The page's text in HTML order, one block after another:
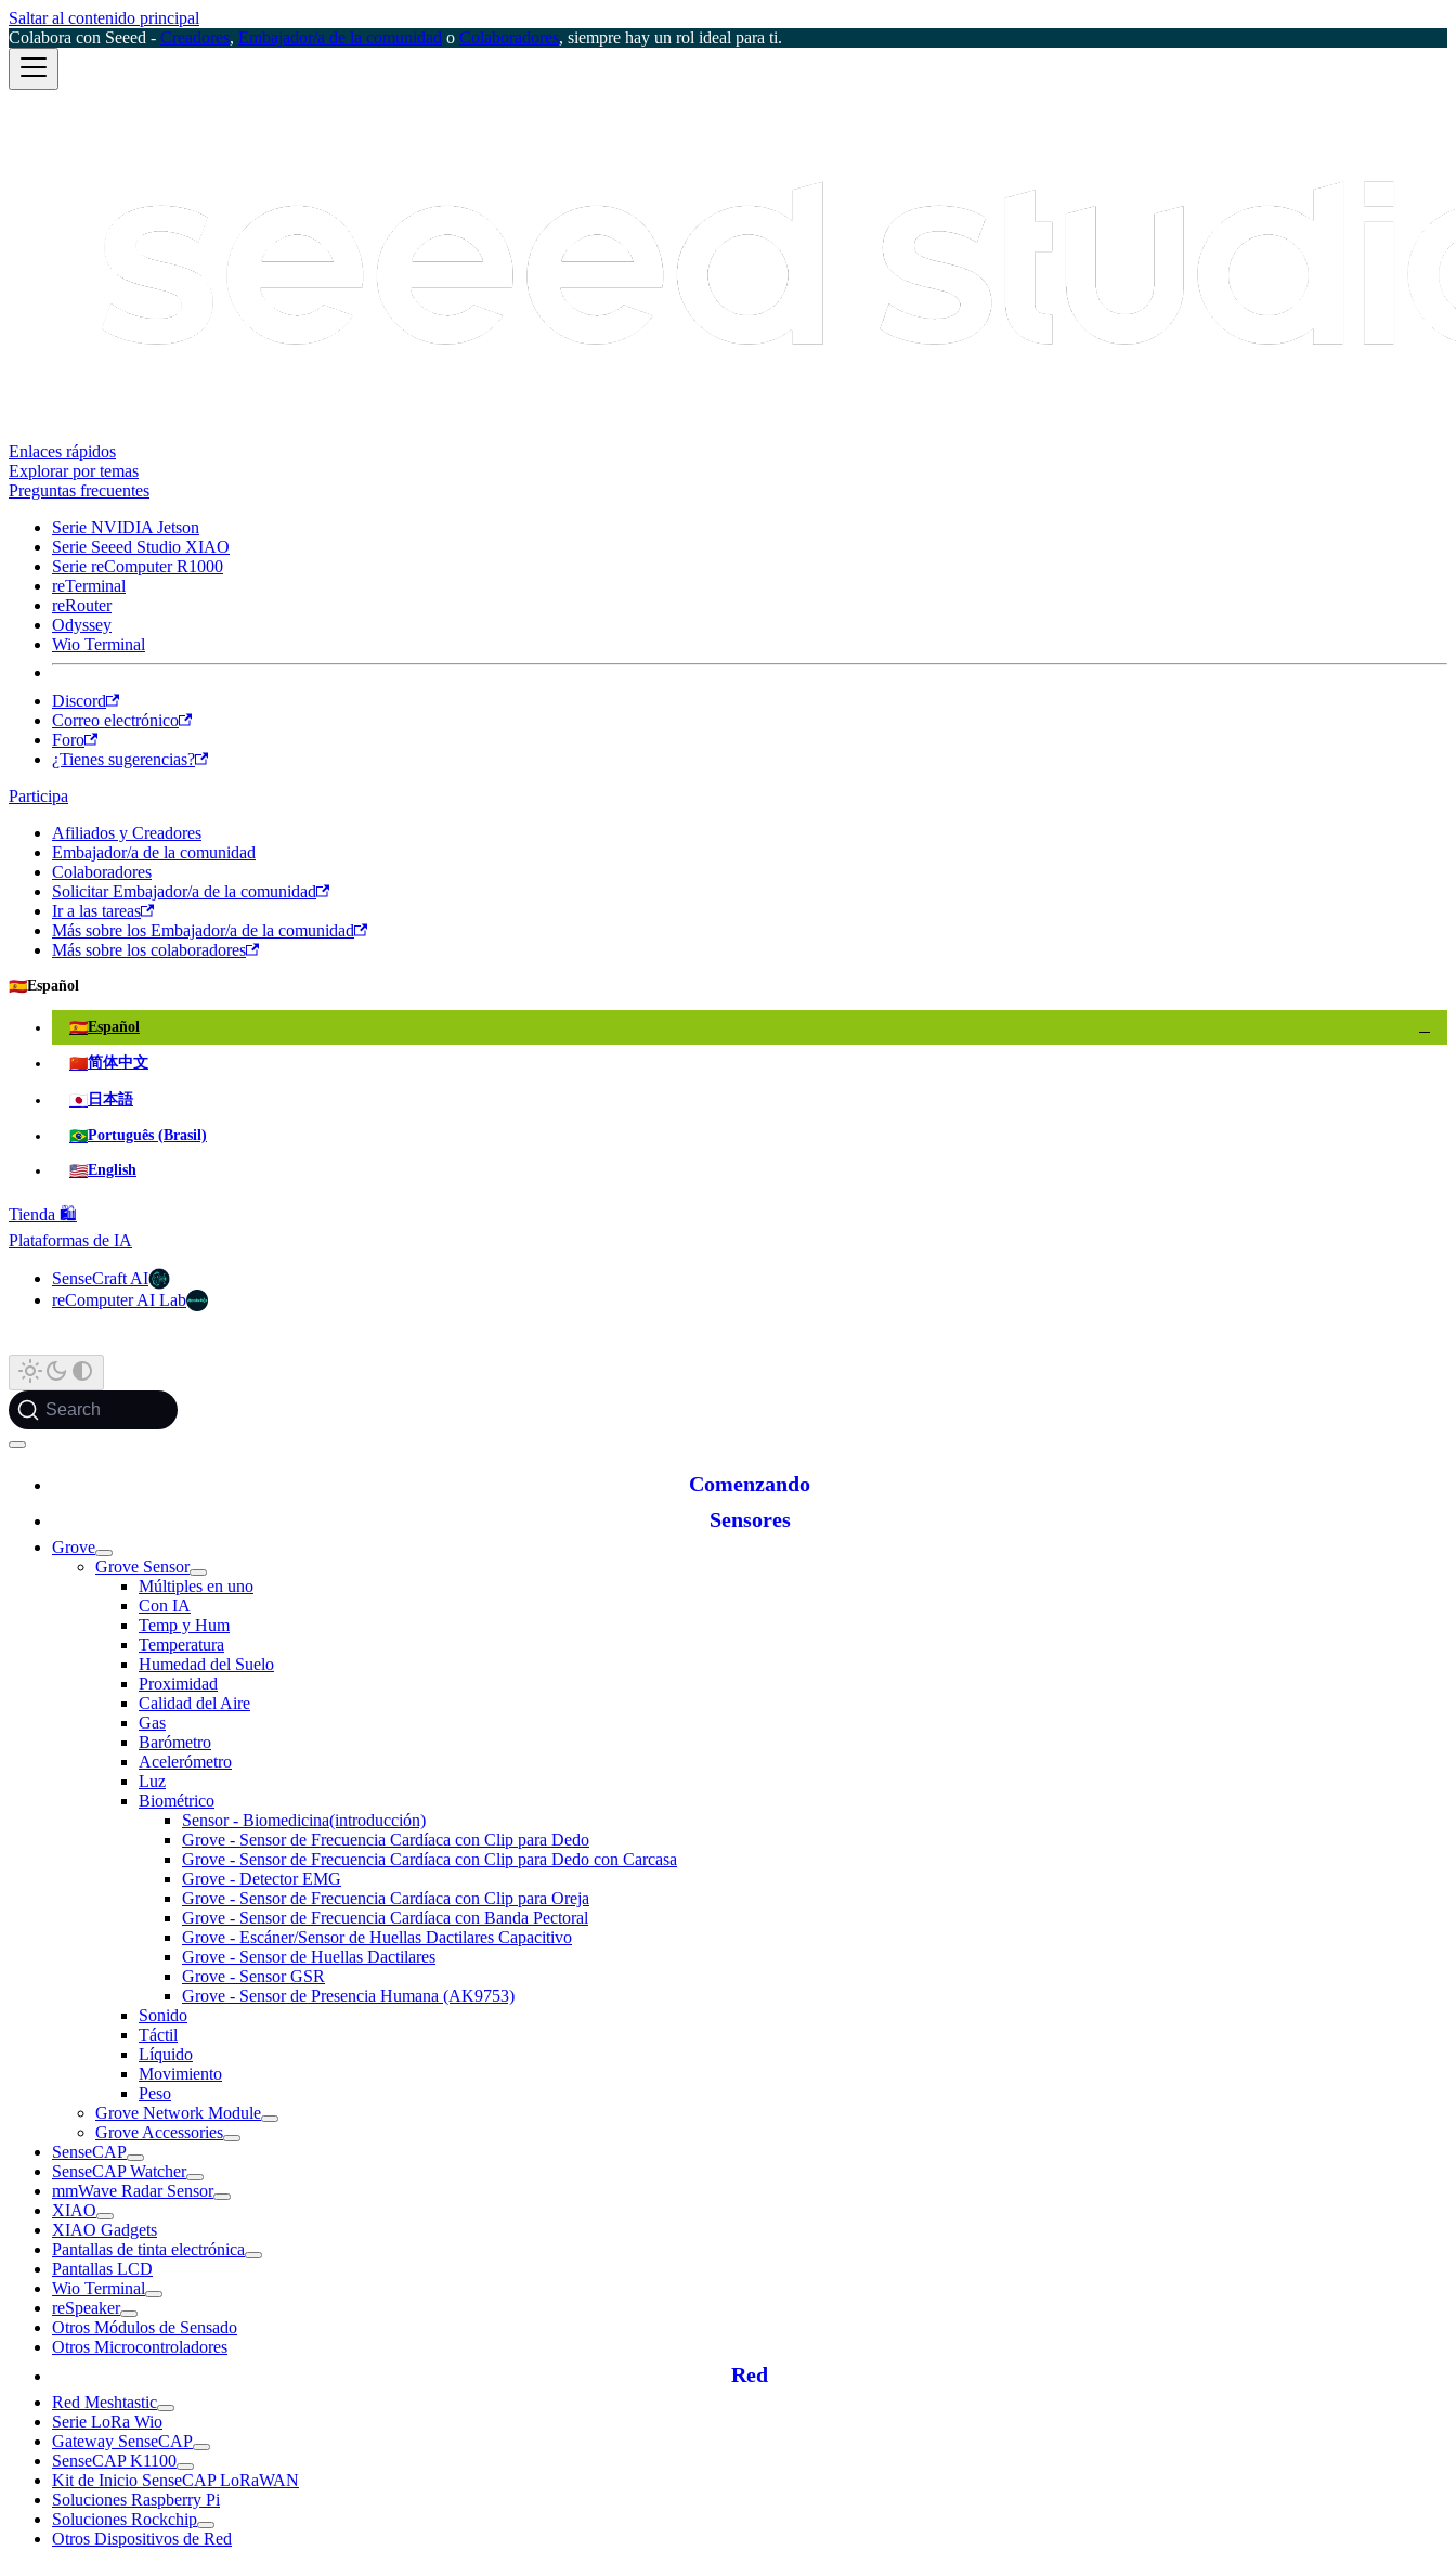
Saltar al contenido principal
Colabora con Seeed - Creadores, Embajador/a de la comunidad o Colaboradores, siempre hay un rol ideal para ti.
Enlaces rápidos
Explorar por temas
Preguntas frecuentes
Serie NVIDIA Jetson
Serie Seeed Studio XIAO
Serie reComputer R1000
reTerminal
reRouter
Odyssey
Wio Terminal
Discord
Correo electrónico
Foro
¿Tienes sugerencias?
Participa
Afiliados y Creadores
Embajador/a de la comunidad
Colaboradores
Solicitar Embajador/a de la comunidad
Ir a las tareas
Más sobre los Embajador/a de la comunidad
Más sobre los colaboradores
🇪🇸Español
🇪🇸Español
🇨🇳简体中文
🇯🇵 日本語
🇧🇷Português (Brasil)
🇺🇸English
Tienda 🛍️
Plataformas de IA
SenseCraft AI
reComputer AI Lab
Search
Comenzando
Sensores
Grove
Grove Sensor
Múltiples en uno
Con IA
Temp y Hum
Temperatura
Humedad del Suelo
Proximidad
Calidad del Aire
Gas
Barómetro
Acelerómetro
Luz
Biométrico
Sensor - Biomedicina(introducción)
Grove - Sensor de Frecuencia Cardíaca con Clip para Dedo
Grove - Sensor de Frecuencia Cardíaca con Clip para Dedo con Carcasa
Grove - Detector EMG
Grove - Sensor de Frecuencia Cardíaca con Clip para Oreja
Grove - Sensor de Frecuencia Cardíaca con Banda Pectoral
Grove - Escáner/Sensor de Huellas Dactilares Capacitivo
Grove - Sensor de Huellas Dactilares
Grove - Sensor GSR
Grove - Sensor de Presencia Humana (AK9753)
Sonido
Táctil
Líquido
Movimiento
Peso
Grove Network Module
Grove Accessories
SenseCAP
SenseCAP Watcher
mmWave Radar Sensor
XIAO
XIAO Gadgets
Pantallas de tinta electrónica
Pantallas LCD
Wio Terminal
reSpeaker
Otros Módulos de Sensado
Otros Microcontroladores
Red
Red Meshtastic
Serie LoRa Wio
Gateway SenseCAP
SenseCAP K1100
Kit de Inicio SenseCAP LoRaWAN
Soluciones Raspberry Pi
Soluciones Rockchip
Otros Dispositivos de Red